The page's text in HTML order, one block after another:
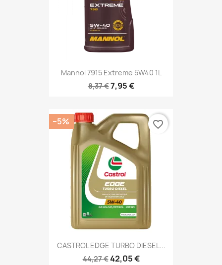
Mannol 7915 Extreme 5W40 1L
8,37 €7,95 €
CASTROL EDGE TURBO DIESEL...
44,27 €42,05 €
−5% favorite_border